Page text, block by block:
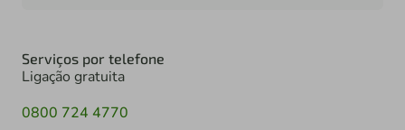
Serviços por telefone
Ligação gratuita
0800 724 4770